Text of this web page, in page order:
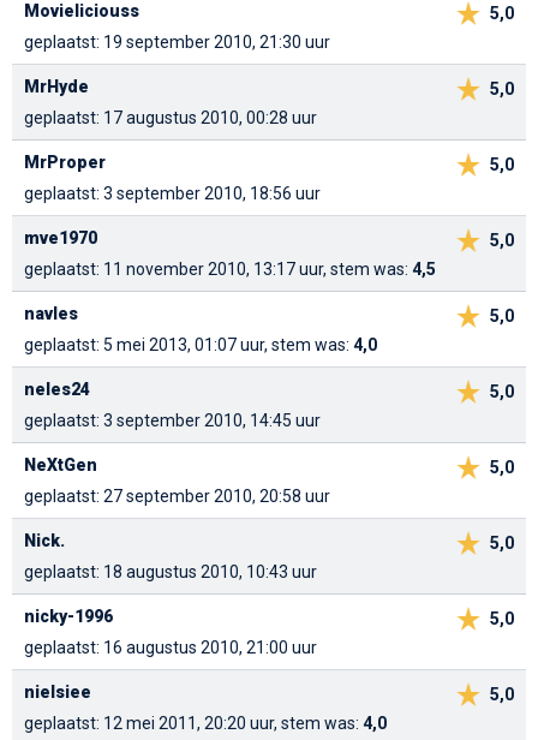
5,0
Movieliciouss
geplaatst: 19 september 2010, 21:30 uur
5,0
MrHyde
geplaatst: 17 augustus 2010, 00:28 uur
5,0
MrProper
geplaatst: 3 september 2010, 18:56 uur
5,0
mve1970
geplaatst: 11 november 2010, 13:17 uur, stem was: 4,5
5,0
navles
geplaatst: 5 mei 2013, 01:07 uur, stem was: 4,0
5,0
neles24
geplaatst: 3 september 2010, 14:45 uur
5,0
NeXtGen
geplaatst: 27 september 2010, 20:58 uur
5,0
Nick.
geplaatst: 18 augustus 2010, 10:43 uur
5,0
nicky-1996
geplaatst: 16 augustus 2010, 21:00 uur
5,0
nielsiee
geplaatst: 12 mei 2011, 20:20 uur, stem was: 4,0